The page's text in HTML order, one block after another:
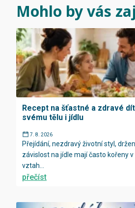
Mohlo by vás
Recept na šťastné a zdravé
svému tělu i jídlu
7. 8. 2026
Přejídání, nezdravý životní styl,
závislost na jídle mají často kořeny
vztah...
přečíst